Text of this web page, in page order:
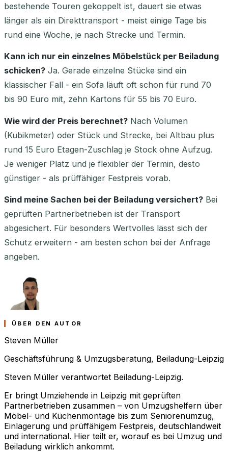
bestehende Touren gekoppelt ist, dauert sie etwas
länger als ein Direkttransport - meist einige Tage bis
rund eine Woche, je nach Strecke und Termin.
Kann ich nur ein einzelnes Möbelstück per Beiladung
schicken? Ja. Gerade einzelne Stücke sind ein
klassischer Fall - ein Sofa läuft oft schon für rund 70
bis 90 Euro mit, zehn Kartons für 55 bis 70 Euro.
Wie wird der Preis berechnet? Nach Volumen
(Kubikmeter) oder Stück und Strecke, bei Altbau plus
rund 15 Euro Etagen-Zuschlag je Stock ohne Aufzug.
Je weniger Platz und je flexibler der Termin, desto
günstiger - als prüffähiger Festpreis vorab.
Sind meine Sachen bei der Beiladung versichert? Bei
geprüften Partnerbetrieben ist der Transport
abgesichert. Für besonders Wertvolles lässt sich der
Schutz erweitern - am besten schon bei der Anfrage
angeben.
ÜBER DEN AUTOR
Steven Müller
Geschäftsführung & Umzugsberatung, Beiladung-Leipzig
Steven Müller verantwortet Beiladung-Leipzig.
Er bringt Umziehende in Leipzig mit geprüften
Partnerbetrieben zusammen – von Umzugshelfern über
Möbel- und Küchenmontage bis zum Seniorenumzug,
Einlagerung und prüffähigem Festpreis, deutschlandweit
und international. Hier teilt er, worauf es bei Umzug und
Beiladung wirklich ankommt.